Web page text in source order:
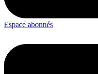
Espace abonnés